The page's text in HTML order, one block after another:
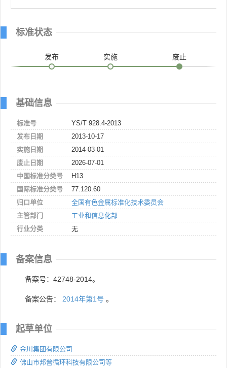
标准状态
发布 实施 废止
基础信息
标准号
YS/T 928.4-2013
发布日期
2013-10-17
实施日期
2014-03-01
废止日期
2026-07-01
中国标准分类号
H13
国际标准分类号
77.120.60
归口单位
全国有色金属标准化技术委员会
主管部门
工业和信息化部
行业分类
无
备案信息
备案号：42748-2014。
备案公告： 2014年第1号 。
起草单位
金川集团有限公司
佛山市邦普循环科技有限公司等